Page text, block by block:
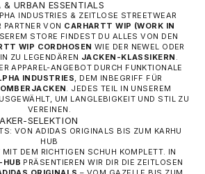
URBAN ESSENTIALS
INDUSTRIES & ZEITLOSE STREETWEAR
VON CARHARTT WIP (WORK IN
STORE FINDEST DU ALLES VON DEN
WIP CORDHOSENWIE DER NEWEL ODER
ZU LEGENDÄREN JACKEN-KLASSIKERN
APPAREL-ANGEBOT DURCH FUNKTIONALE
INDUSTRIES , DEM INBEGRIFF FÜR
. JEDES TEIL IN UNSEREM
UM LANGLEBIGKEIT UND STIL ZU
VEREINEN.
SELEKTION
VON ADIDAS ORIGINALS BIS ZUM KARHU
HUB
DEM RICHTIGEN SCHUH KOMPLETT. IN
HUB PRÄSENTIEREN WIR DIR DIE ZEITLOSEN